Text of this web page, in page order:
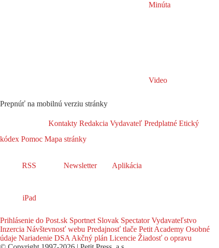
Minúta
Video
Prepnúť na mobilnú verziu stránky
Kontakty Redakcia Vydavateľ Predplatné Etický
kódex Pomoc Mapa stránky
RSS Newsletter Aplikácia
iPad
Prihlásenie do Post.sk Sportnet Slovak SpectatorVydavateľstvo
Inzercia Návštevnosť webu Predajnosť tlače Petit Academy Osobné
údaje Nariadenie DSA Akčný plán Licencie Žiadosť o opravu